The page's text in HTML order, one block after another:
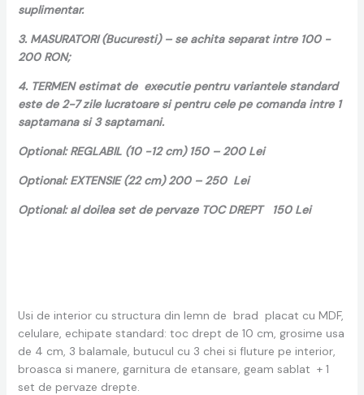
suplimentar.
3. MASURATORI (Bucuresti) – se achita separat intre 100 -
200 RON;
4. TERMEN estimat de executie pentru variantele standard
este de 2-7 zile lucratoare si pentru cele pe comanda intre 1
saptamana si 3 saptamani.
Optional: REGLABIL (10 -12 cm) 150 – 200 Lei
Optional: EXTENSIE (22 cm) 200 – 250 Lei
Optional: al doilea set de pervaze TOC DREPT 150 Lei
Usi de interior cu structura din lemn de brad placat cu MDF,
celulare, echipate standard: toc drept de 10 cm, grosime usa
de 4 cm, 3 balamale, butucul cu 3 chei si fluture pe interior,
broasca si manere, garnitura de etansare, geam sablat + 1
set de pervaze drepte.